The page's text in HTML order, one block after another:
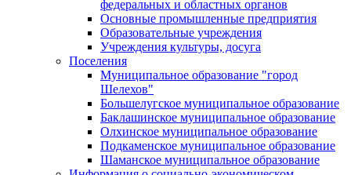
федеральных и областных органов
Основные промышленные предприятия
Образовательные учреждения
Учреждения культуры, досуга
Поселения
Муниципальное образование "город
Шелехов"
Большелугское муниципальное образование
Баклашинское муниципальное образование
Олхинское муниципальное образование
Подкаменское муниципальное образование
Шаманское муниципальное образование